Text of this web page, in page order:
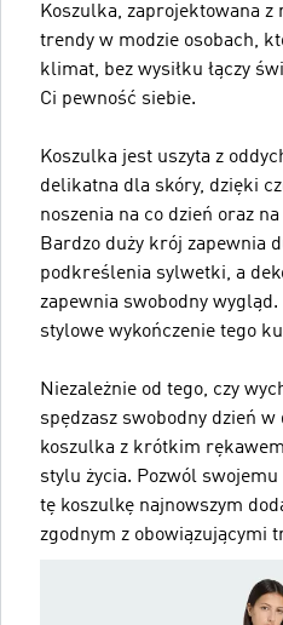
Koszulka, zaprojektowana z
trendy w modzie osobach,
klimat, bez wysiłku łączy
Ci pewność siebie.
Koszulka jest uszyta z
delikatna dla skóry, dzięki
noszenia na co dzień oraz
Bardzo duży krój zapewnia
podkreślenia sylwetki, a
zapewnia swobodny
stylowe wykończenie tego
Niezależnie od tego, czy
spędzasz swobodny dzień
koszulka z krótkim
stylu życia. Pozwól swojemu
tę koszulkę najnowszym
zgodnym z obowiązującymi